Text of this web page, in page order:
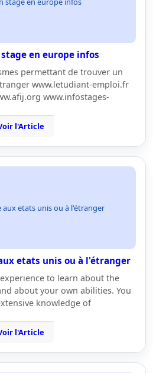
en europe infos
permettant de trouver un
www.letudiant-emploi.fr
www.infostages-
l'Article
aux etats unis ou à l'étranger
etats unis ou à l'étranger
to learn about the
about your own abilities. You
knowledge of
l'Article